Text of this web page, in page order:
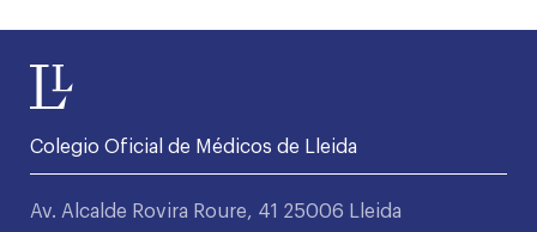
Colegio Oficial de Médicos de Lleida
Av. Alcalde Rovira Roure, 41 25006 Lleida